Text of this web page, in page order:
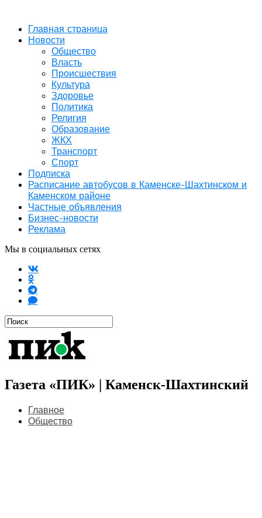
Главная страница
Новости
Общество
Власть
Происшествия
Культура
Здоровье
Политика
Религия
Образование
ЖКХ
Транспорт
Спорт
Подписка
Расписание автобусов в Каменске-Шахтинском и
Каменском районе
Частные объявления
Бизнес-новости
Реклама
Мы в социальных сетях
Газета «ПИК» | Каменск-Шахтинский
Главное
Общество